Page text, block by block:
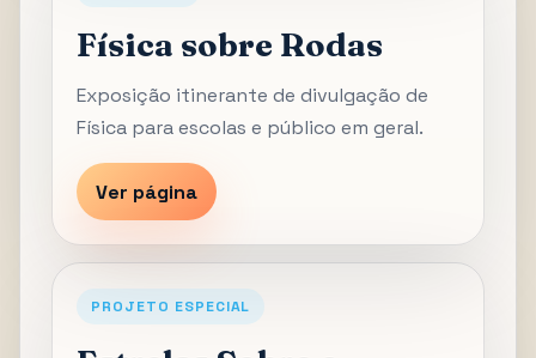
Física sobre Rodas
Exposição itinerante de divulgação de
Física para escolas e público em geral.
Ver página
PROJETO ESPECIAL